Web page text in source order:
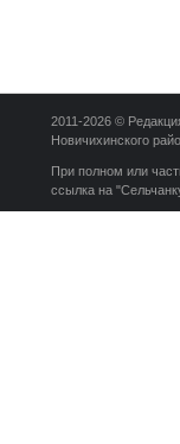
2011-2026 ©
Новичихинского
При полном или
ссылка на